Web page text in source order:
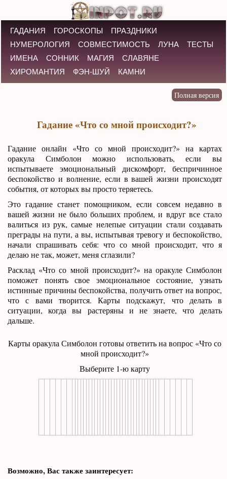
ГАДАНИЯ ГОРОСКОПЫ
ПРАЗДНИКИ
НУМЕРОЛОГИЯ
СОВМЕСТИМОСТЬ ЛУНА
ТЕСТЫ
ИМЕНА
СОННИК МАГИЯ
СЛАВЯНЕ
ХИРОМАНТИЯ
ФЭН-ШУЙ КАМНИ
Гадание «Что со мной происходит?»
Гадание онлайн «Что со мной происходит?» на картах
оракула Симболон можно использовать, если вы
испытываете эмоциональный дискомфорт, беспричинное
беспокойство и волнение, если в вашей жизни происходят
события, от которых вы просто теряетесь.
Это гадание станет помощником, если совсем недавно в
вашей жизни не было больших проблем, и вдруг все стало
валиться из рук, самые нелепые ситуации стали создавать
преграды на пути, а вы, испытывая тревогу и беспокойство,
начали спрашивать себя: что со мной происходит, что я
делаю не так, может, меня сглазили?
Расклад «Что со мной происходит?» на оракуле Симболон
поможет понять свое эмоциональное состояние, узнать
истинные причины беспокойства, получить ответ на вопрос,
что с вами творится. Карты подскажут, что делать в
ситуации, когда вы растеряны и не знаете, что делать
дальше.
Карты оракула Симболон готовы ответить на вопрос «Что со
мной происходит?»
Выберите 1-ю карту
Возможно, Вас также заинтересует: